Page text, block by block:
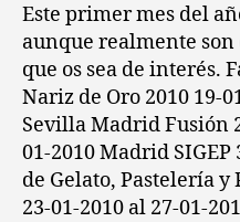
Este primer mes del
aunque realmente
que os sea de interés.
Nariz de Oro 2010 19-
Sevilla Madrid Fusión
01-2010 Madrid
de Gelato, Pastelería
23-01-2010 al 27-01-